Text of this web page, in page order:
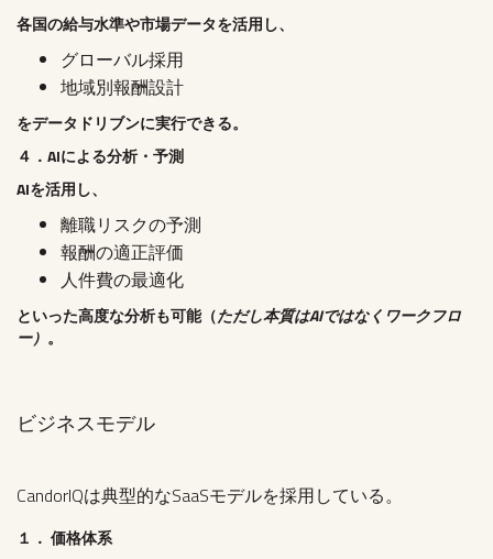
各国の給与水準や市場データを活用し、
グローバル採用
地域別報酬設計
をデータドリブンに実行できる。
４．AIによる分析・予測
AIを活用し、
離職リスクの予測
報酬の適正評価
人件費の最適化
といった高度な分析も可能（ただし本質はAIではなくワークフロ
ー） 。
ビジネスモデル
CandorIQは典型的なSaaSモデルを採用している。
１． 価格体系